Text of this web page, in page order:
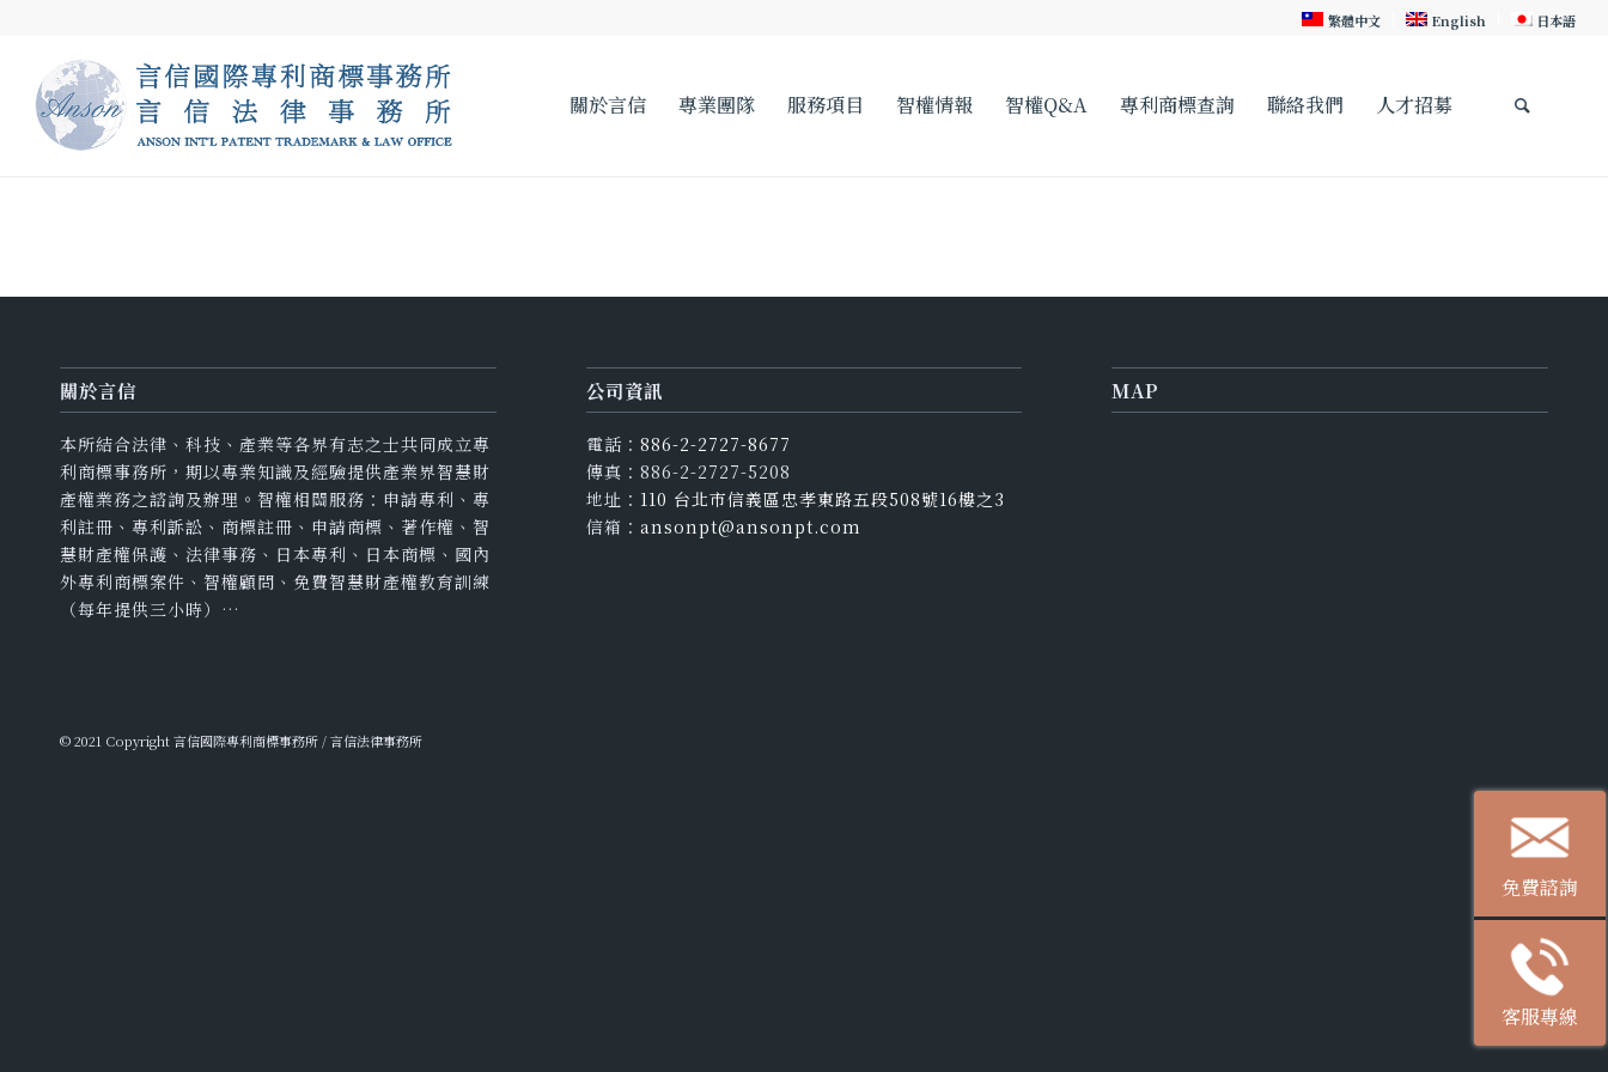
繁體中文 English 日本語
關於言信 專業團隊 服務項目 智權情報 智權Q&A 專利商標查詢 聯絡我們 人才招募
關於言信
本所結合法律、科技、產業等各界有志之士共同成立專
利商標事務所，期以專業知識及經驗提供產業界智慧財
產權業務之諮詢及辦理。智權相關服務：申請專利、專
利註冊、專利訴訟、商標註冊、申請商標、著作權、智
慧財產權保護、法律事務、日本專利、日本商標、國內
外專利商標案件、智權顧問、免費智慧財產權教育訓練
（每年提供三小時）…
公司資訊
電話： 886-2-2727-8677
傳真：886-2-2727-5208
地址： 110 台北市信義區忠孝東路五段508號16樓之3
信箱： ansonpt@ansonpt.com
MAP
免費諮詢
客服專線
© 2021 Copyright 言信國際專利商標事務所 / 言信法律事務所